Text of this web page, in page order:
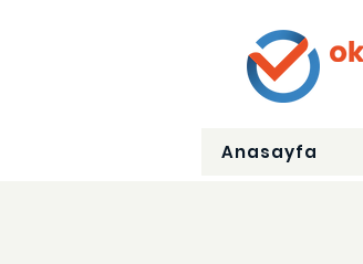
Anasayfa